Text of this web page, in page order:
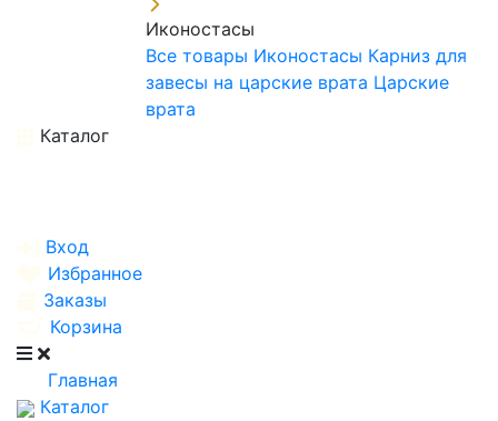
Иконостасы
Все товары Иконостасы Карниз для
завесы на царские врата Царские
врата
Каталог
Вход
Избранное
Заказы
Корзина
Главная
Каталог